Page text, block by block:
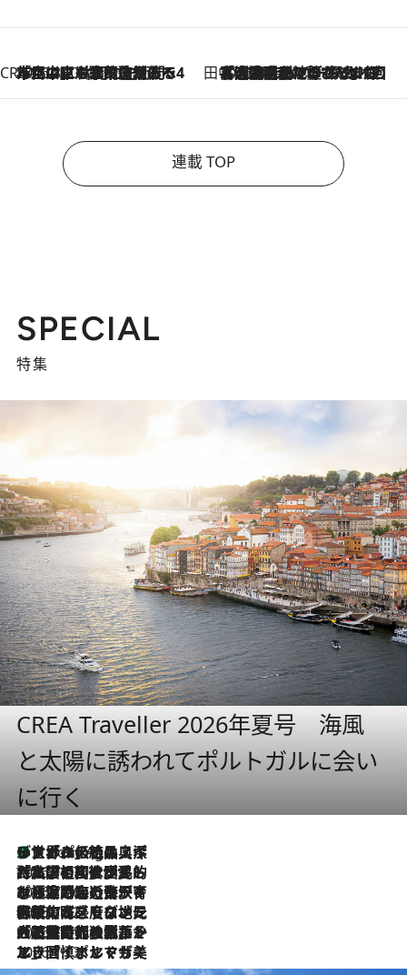
CREA'S CHOICE
2026.8.7
「立川にも歌舞伎があるんだよ」 片岡仁左衛門・市川中車ら豪華座組みで4年目の立川立飛歌舞伎へ 田中稲の勝手に再ブーム
2026.8.7
「湘南乃風に憧れて」観客大盛上がりの“タオル回し”に、ラッパー顔負けの高速歌唱まで…さだまさし（74）のアグレッシブすぎる現在地
連載 TOP
SPECIAL
特集
CREA Traveller 2026年夏号 海風
と太陽に誘われてポルトガルに会い
に行く
1 Hour Ago
リスボンの絶品スイーツ「パステル・デ・ナタ」とは？ポルトガル伝統の奥深い世界へ
2026.7.27
「私の祖国はポルトガル語です」国民的詩人フェルナンド・ペソアと、彼が愛した文学の街を歩く
2026.7.26
ポルトガル近海が育む極上の海の幸。キリリと冷えた白ワインと愉しむ、シーフード専門店の贅沢
2026.7.22
伝統の味をモダンに昇華。高感度な地元客が集う、リスボンの最旬ガストロノミー
2026.7.21
大航海時代の栄華から、震災、独裁、そして革命へ。ポルトガル・首都リスボンの石畳に刻まれた「歴史の光と影」
2026.7.13
エッセイ・ヤマザキマリ「慎ましくも美しき国 ポルトガル」